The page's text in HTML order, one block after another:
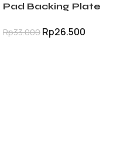
Pad Backing Plate
Mobil Busa Hook Loop
Rp33.000 Rp26.500